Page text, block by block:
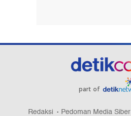
part of
Redaksi Pedoman Media Siber